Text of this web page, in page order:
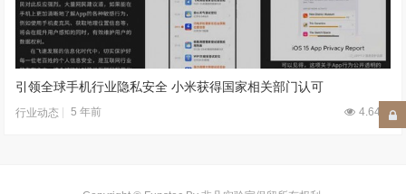
引领全球手机行业隐私安全 小米获得国家相关部门认可
行业动态 5 年前 4.64W